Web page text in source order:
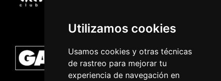
Utilizamos cookies
Usamos cookies y otras técnicas
de rastreo para mejorar tu
experiencia de navegación en